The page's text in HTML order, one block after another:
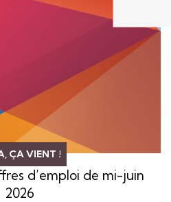
ÇA VIENT !
d’emploi de mi-juin
2026